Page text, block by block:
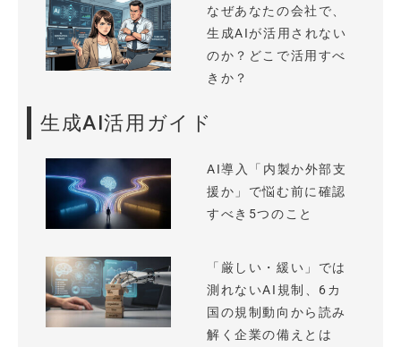
なぜあなたの会社で、
生成AIが活用されない
のか？どこで活用すべ
きか？
生成AI活用ガイド
AI導入「内製か外部支
援か」で悩む前に確認
すべき5つのこと
「厳しい・緩い」では
測れないAI規制、6カ
国の規制動向から読み
解く企業の備えとは